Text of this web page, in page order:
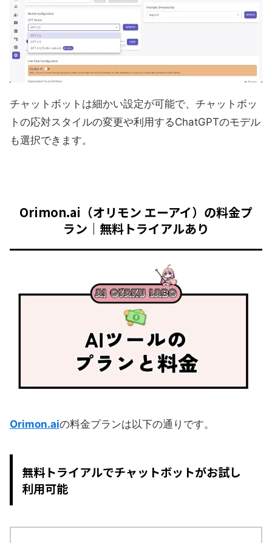
チャットボットは細かい設定が可能で、チャットボッ
トの応対スタイルの変更や利用するChatGPTのモデル
も選択できます。
Orimon.ai（オリモン エーアイ）の料金プ
ラン｜無料トライアルあり
Orimon.aiの料金プランは以下の通りです。
無料トライアルでチャットボットがお試し
利用可能